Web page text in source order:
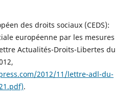
des droits sociaux (CEDS):
européenne par les mesures
Actualités-Droits-Libertes du
2012/11/lettre-adl-du-
.